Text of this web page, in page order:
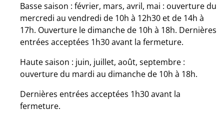
Basse saison : février, mars, avril, mai : ouverture du
mercredi au vendredi de 10h à 12h30 et de 14h à
17h. Ouverture le dimanche de 10h à 18h. Dernières
entrées acceptées 1h30 avant la fermeture.
Haute saison : juin, juillet, août, septembre :
ouverture du mardi au dimanche de 10h à 18h.
Dernières entrées acceptées 1h30 avant la
fermeture.